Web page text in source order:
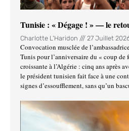
Tunisie : « Dégage ! » — le
Charlotte L'Haridon 27 Juillet
Convocation musclée de
Tunis pour l’anniversaire du « coup de
croissante à l’Algérie : cinq ans après
le président tunisien fait face à une
signes d’essoufflement, sans qu’un